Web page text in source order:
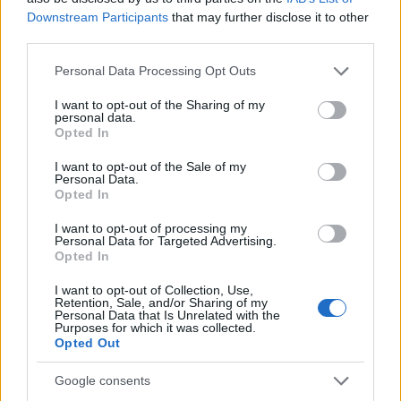
Downstream Participants that may further disclose it to other
Please note that this website/app uses one or more Google
not limited to your visit or usage behaviour. You may click to
grant or deny consent to Google and its third-party tags to
use your data for below specified purposes in below Google
consent section.
Personal Data Processing Opt Outs
I want to opt-out of the Sharing of my
personal data.
Opted In
I want to opt-out of the Sale of my
Personal Data.
Opted In
I want to opt-out of processing my
Personal Data for Targeted Advertising.
Opted In
I want to opt-out of Collection, Use,
Retention, Sale, and/or Sharing of my
Personal Data that Is Unrelated with the
Purposes for which it was collected.
Opted Out
Google consents
NECROLOGIE
Mario Malu
Paolo Pinna
I nostri cari